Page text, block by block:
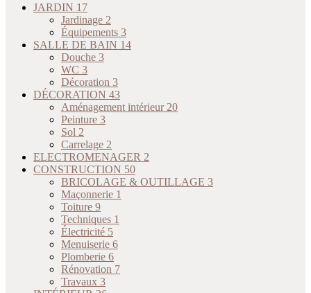
JARDIN 17
Jardinage 2
Équipements 3
SALLE DE BAIN 14
Douche 3
WC 3
Décoration 3
DÉCORATION 43
Aménagement intérieur 20
Peinture 3
Sol 2
Carrelage 2
ELECTROMENAGER 2
CONSTRUCTION 50
BRICOLAGE & OUTILLAGE 3
Maçonnerie 1
Toiture 9
Techniques 1
Électricité 5
Menuiserie 6
Plomberie 6
Rénovation 7
Travaux 3